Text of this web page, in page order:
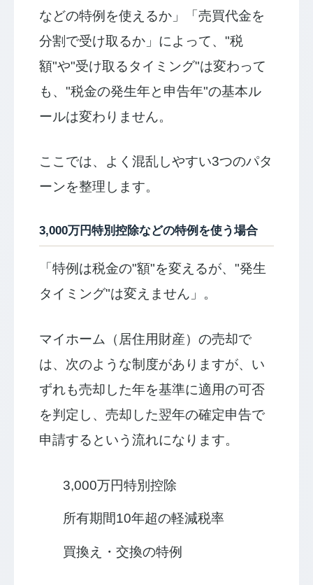
などの特例を使えるか」「売買代金を
分割で受け取るか」によって、"税
額"や"受け取るタイミング"は変わって
も、"税金の発生年と申告年"の基本ル
ールは変わりません。
ここでは、よく混乱しやすい3つのパタ
ーンを整理します。
3,000万円特別控除などの特例を使う場合
「特例は税金の"額"を変えるが、"発生
タイミング"は変えません」。
マイホーム（居住用財産）の売却で
は、次のような制度がありますが、い
ずれも売却した年を基準に適用の可否
を判定し、売却した翌年の確定申告で
申請するという流れになります。
3,000万円特別控除
所有期間10年超の軽減税率
買換え・交換の特例